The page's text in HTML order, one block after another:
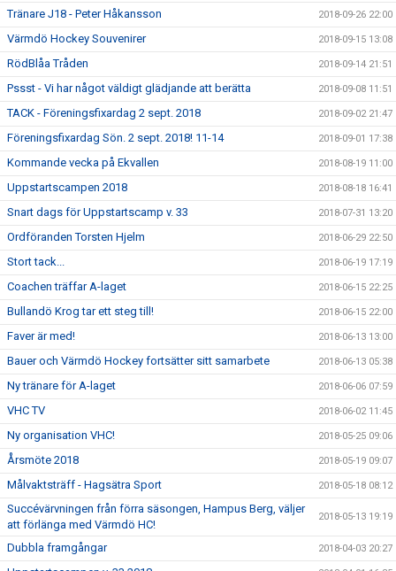
Tränare J18 - Peter Håkansson 2018-09-26 22:00
Värmdö Hockey Souvenirer 2018-09-15 13:08
RödBlåa Tråden 2018-09-14 21:51
Pssst - Vi har något väldigt glädjande att berätta 2018-09-08 11:51
TACK - Föreningsfixardag 2 sept. 2018 2018-09-02 21:47
Föreningsfixardag Sön. 2 sept. 2018! 11-14 2018-09-01 17:38
Kommande vecka på Ekvallen 2018-08-19 11:00
Uppstartscampen 2018 2018-08-18 16:41
Snart dags för Uppstartscamp v. 33 2018-07-31 13:20
Ordföranden Torsten Hjelm 2018-06-29 22:50
Stort tack... 2018-06-19 17:19
Coachen träffar A-laget 2018-06-15 22:25
Bullandö Krog tar ett steg till! 2018-06-15 22:00
Faver är med! 2018-06-13 13:00
Bauer och Värmdö Hockey fortsätter sitt samarbete 2018-06-13 05:38
Ny tränare för A-laget 2018-06-06 07:59
VHC TV 2018-06-02 11:45
Ny organisation VHC! 2018-05-25 09:06
Årsmöte 2018 2018-05-19 09:07
Målvaktsträff - Hagsätra Sport 2018-05-18 08:12
Succévärvningen från förra säsongen, Hampus Berg, väljer
att förlänga med Värmdö HC!
2018-05-13 19:19
Dubbla framgångar 2018-04-03 20:27